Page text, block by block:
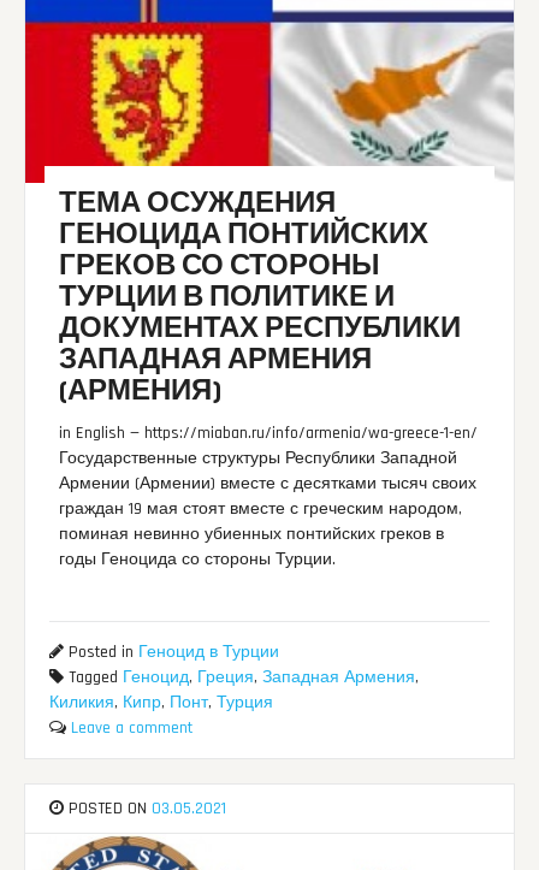
ТЕМА ОСУЖДЕНИЯ
ГЕНОЦИДА ПОНТИЙСКИХ
ГРЕКОВ СО СТОРОНЫ
ТУРЦИИ В ПОЛИТИКЕ И
ДОКУМЕНТАХ РЕСПУБЛИКИ
ЗАПАДНАЯ АРМЕНИЯ
(АРМЕНИЯ)
in English — https://miaban.ru/info/armenia/wa-greece-1-en/
Государственные структуры Республики Западной
Армении (Армении) вместе с десятками тысяч своих
граждан 19 мая стоят вместе с греческим народом,
поминая невинно убиенных понтийских греков в
годы Геноцида со стороны Турции.
Posted in Геноцид в Турции
Tagged Геноцид, Греция,Западная Армения,
Киликия, Кипр, Понт,Турция
Leave a comment
POSTED ON 03.05.2021